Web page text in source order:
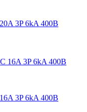
3P 6kA 400В
3P 6kA 400В